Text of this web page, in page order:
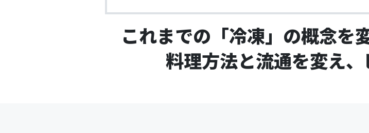
これまでの「冷凍」の概念を
料理方法と流通を変え、